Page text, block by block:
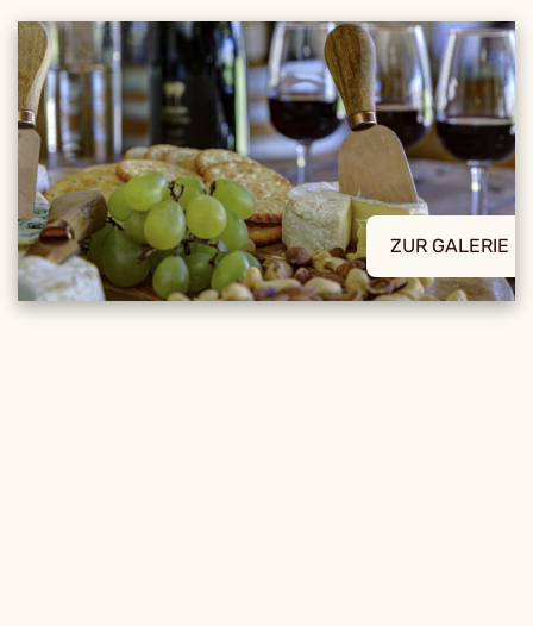
ZUR GALERIE